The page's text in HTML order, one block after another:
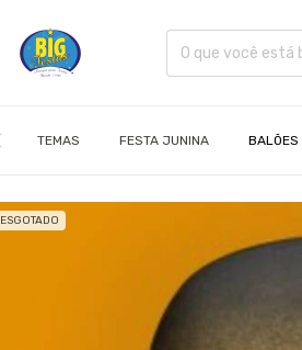
TEMAS FESTA JUNINA BALÕES
ESGOTADO